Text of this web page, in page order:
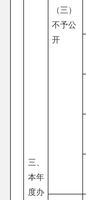
三、
本年
度办
（三）
不予公
开